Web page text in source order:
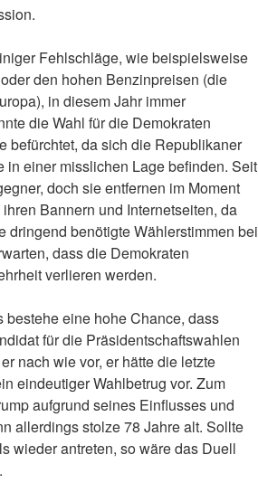
Fehlschläge, wie beispielsweise
den hohen Benzinpreisen (die
in diesem Jahr immer
die Wahl für die Demokraten
befürchtet, da sich die Republikaner
einer misslichen Lage befinden. Seit
doch sie entfernen im Moment
Bannern und Internetseiten, da
dringend benötigte Wählerstimmen bei
dass die Demokraten
verlieren werden.
bestehe eine hohe Chance, dass
für die Präsidentschaftswahlen
nach wie vor, er hätte die letzte
eindeutiger Wahlbetrug vor. Zum
aufgrund seines Einflusses und
allerdings stolze 78 Jahre alt. Sollte
wieder antreten, so wäre das Duell